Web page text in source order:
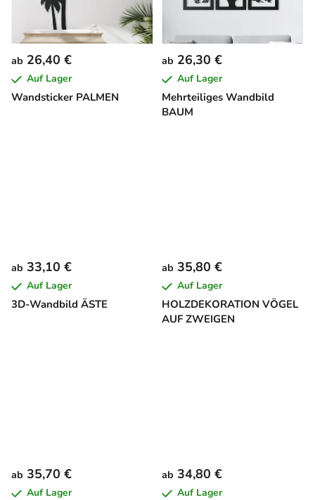
Wandsticker PALMEN
ab 26,40 €
Auf Lager
Mehrteiliges Wandbild
BAUM
ab 26,30 €
Auf Lager
3D-Wandbild ÄSTE
ab 33,10 €
Auf Lager
HOLZDEKORATION VÖGEL
AUF ZWEIGEN
ab 35,80 €
Auf Lager
ab 35,70 €
Auf Lager
ab 34,80 €
Auf Lager